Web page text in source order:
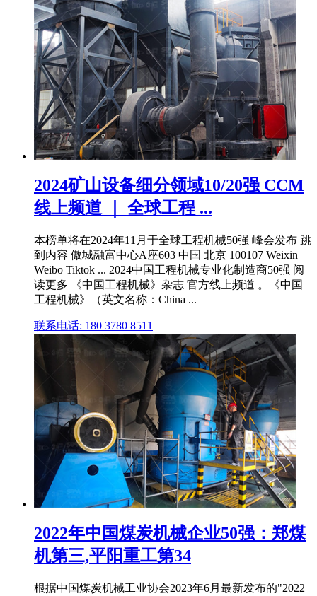
2024矿山设备细分领域10/20强 CCM
线上频道 ｜ 全球工程 ...
本榜单将在2024年11月于全球工程机械50强 峰会发布 跳
到内容 傲城融富中心A座603 中国 北京 100107 Weixin
Weibo Tiktok ... 2024中国工程机械专业化制造商50强 阅
读更多 《中国工程机械》杂志 官方线上频道 。《中国
工程机械》（英文名称：China ...
联系电话: 180 3780 8511
2022年中国煤炭机械企业50强：郑煤
机第三,平阳重工第34
根据中国煤炭机械工业协会2023年6月最新发布的"2022